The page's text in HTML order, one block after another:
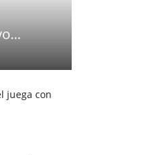
juega con